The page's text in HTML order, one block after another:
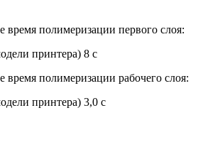
полимеризации первого слоя:
принтера) 8 с
полимеризации рабочего слоя:
принтера) 3,0 с